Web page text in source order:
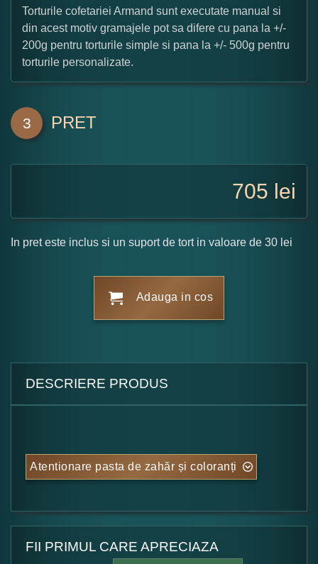
Torturile cofetariei Armand sunt executate manual si
din acest motiv gramajele pot sa difere cu pana la +/-
200g pentru torturile simple si pana la +/- 500g pentru
torturile personalizate.
3 PRET
705 lei
In pret este inclus si un suport de tort in valoare de 30 lei
Adauga in cos
DESCRIERE PRODUS
Atentionare pasta de zahăr și coloranți
FII PRIMUL CARE APRECIAZA